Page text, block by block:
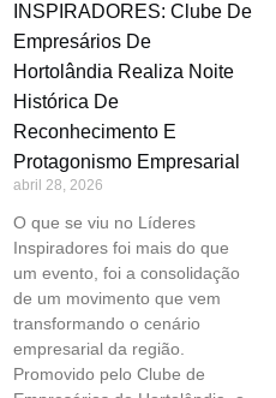
INSPIRADORES: Clube De
Empresários De
Hortolândia Realiza Noite
Histórica De
Reconhecimento E
Protagonismo Empresarial
abril 28, 2026
O que se viu no Líderes
Inspiradores foi mais do que
um evento, foi a consolidação
de um movimento que vem
transformando o cenário
empresarial da região.
Promovido pelo Clube de